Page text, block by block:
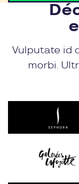
Vulputate id
morbi.